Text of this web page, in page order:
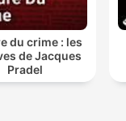
du crime : les
de Jacques
Pradel